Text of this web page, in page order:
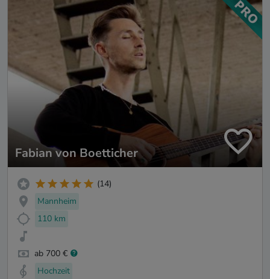
Fabian von Boetticher
(14)
Mannheim
110 km
ab 700 €
Hochzeit